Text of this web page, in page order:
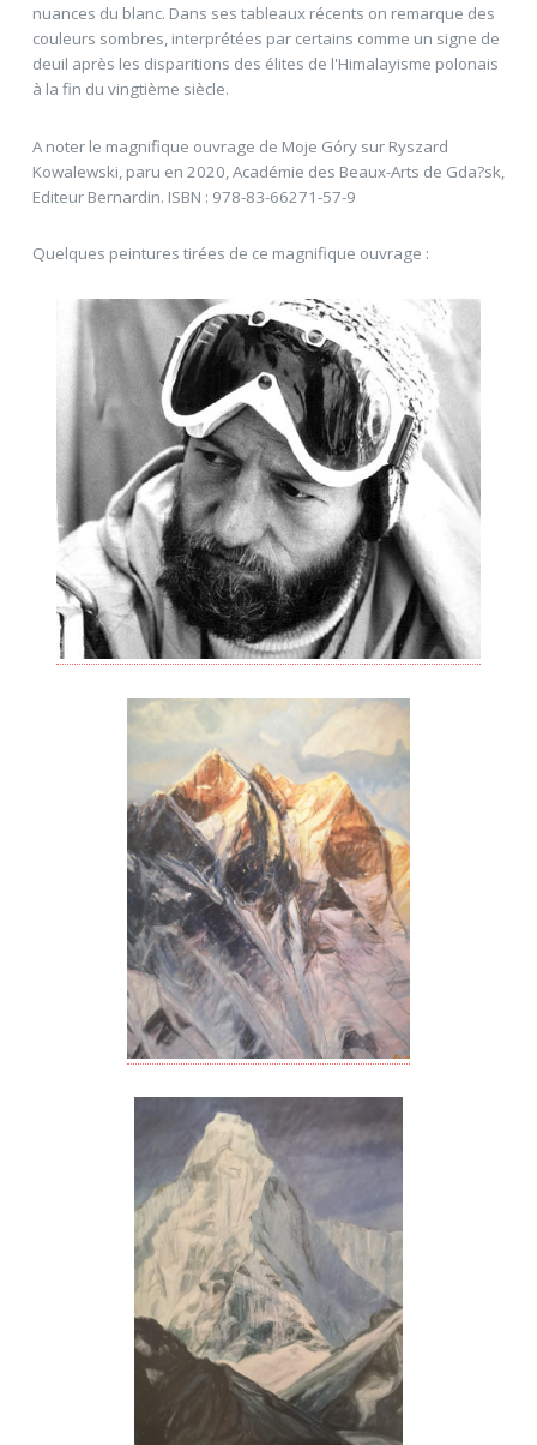
nuances du blanc. Dans ses tableaux récents on remarque des
couleurs sombres, interprétées par certains comme un signe de
deuil après les disparitions des élites de l'Himalayisme polonais
à la fin du vingtième siècle.
A noter le magnifique ouvrage de Moje Góry sur Ryszard
Kowalewski, paru en 2020, Académie des Beaux-Arts de Gda?sk,
Editeur Bernardin. ISBN : 978-83-66271-57-9
Quelques peintures tirées de ce magnifique ouvrage :